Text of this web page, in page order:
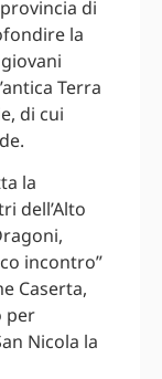
di
la
Terra
di cui
la
dell’Alto
incontro”
Caserta,
per
Nicola la